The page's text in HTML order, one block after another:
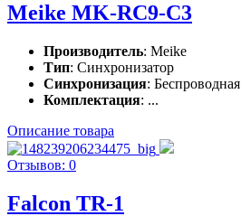
Meike MK-RC9-C3
Производитель: Meike
Тип: Синхронизатор
Синхронизация: Беспроводная
Комплектация: ...
Описание товара
Отзывов: 0
Falcon TR-1